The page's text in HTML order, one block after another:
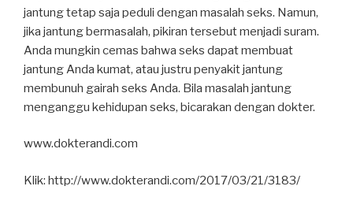
jantung tetap saja peduli dengan masalah seks. Namun,
jika jantung bermasalah, pikiran tersebut menjadi suram.
Anda mungkin cemas bahwa seks dapat membuat
jantung Anda kumat, atau justru penyakit jantung
membunuh gairah seks Anda. Bila masalah jantung
menganggu kehidupan seks, bicarakan dengan dokter.
www.dokterandi.com
Klik: http://www.dokterandi.com/2017/03/21/3183/